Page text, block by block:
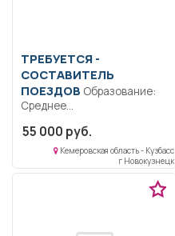
ТРЕБУЕТСЯ -
СОСТАВИТЕЛЬ
ПОЕЗДОВ
Среднее
Квалификация:
Ответственность.
Должностные обязанности
уточняются
55 000 руб.
Кемеровская область - Кузбасс
г Новокузнецк